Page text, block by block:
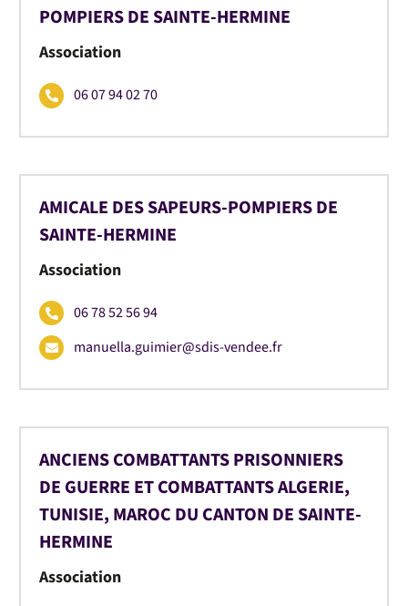
POMPIERS DE SAINTE-HERMINE
Association
06 07 94 02 70
AMICALE DES SAPEURS-POMPIERS DE
SAINTE-HERMINE
Association
06 78 52 56 94
manuella.guimier@sdis-vendee.fr
ANCIENS COMBATTANTS PRISONNIERS
DE GUERRE ET COMBATTANTS ALGERIE,
TUNISIE, MAROC DU CANTON DE SAINTE-
HERMINE
Association